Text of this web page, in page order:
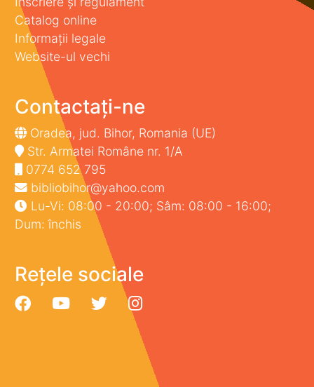
Catalog online
Informații legale
Website-ul vechi
Contactați-ne
Oradea, jud. Bihor, Romania (UE)
Str. Armatei Române nr. 1/A
0774 652 795
bibliobihor@yahoo.com
Lu-Vi: 08:00 - 20:00; Sâm: 08:00 - 16:00;
Dum: închis
Rețele sociale